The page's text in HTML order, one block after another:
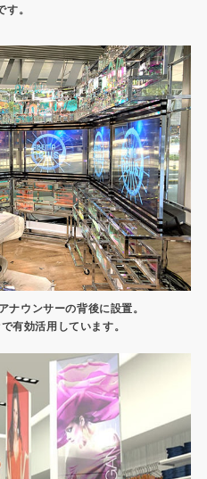
す。
ナウンサーの背後に設置。
有効活用しています。